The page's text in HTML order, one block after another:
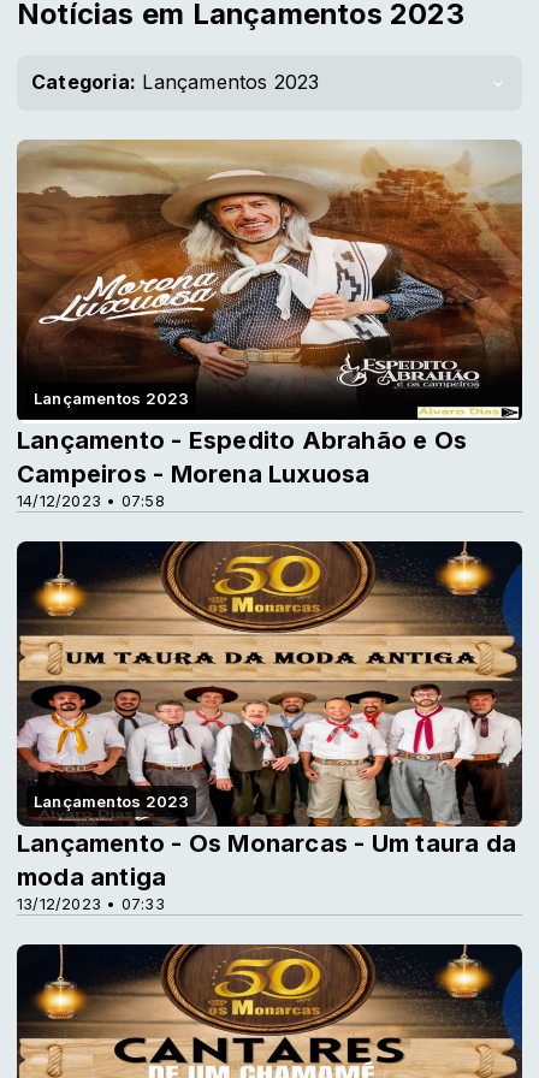
Notícias em Lançamentos 2023
Categoria: Lançamentos 2023
Lançamentos 2023
14/12/2023 • 07:58
Lançamento - Espedito Abrahão e Os
Campeiros - Morena Luxuosa
Lançamentos 2023
13/12/2023 • 07:33
Lançamento - Os Monarcas - Um taura da
moda antiga